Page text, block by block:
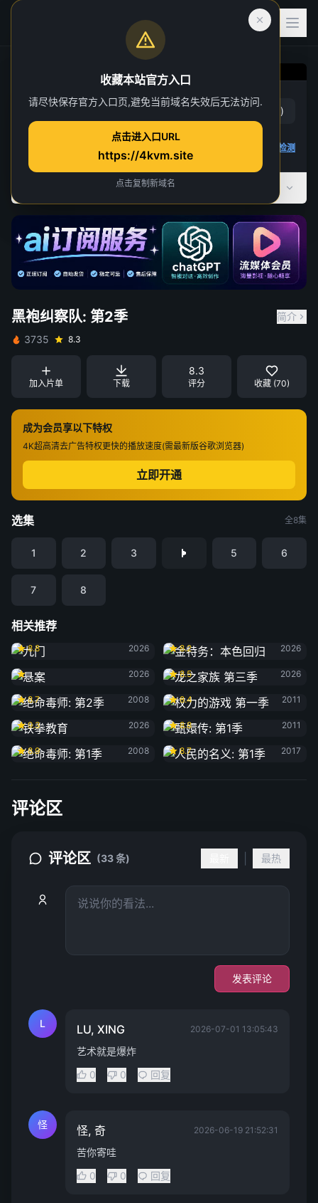
黑袍纠察队: 第2季
第 4 集
赞 ( 37 )
播放检测
黑袍纠察队: 第2季
简介
3735
8.3
加入片单 下载
8.3
评分 收藏 (70)
成为会员享以下特权
4K超高清去广告特权更快的播放速度(需最新版谷歌浏览器)
立即开通
选集 全8集
1 2 3 5 6
7 8
相关推荐
九门
8.8
2026
8.2
2026
悬案
2026
龙之家族 第三季
8.5
2026
绝命毒师: 第2季
8.7
2008
权力的游戏 第一季
8.4
2011
铁拳教育
9.3
2026
甄嬛传: 第1季
8.8
2011
绝命毒师: 第1季
8.9
2008
人民的名义: 第1季
8.7
2017
评论区
评论区 (33 条) 最热
发表评论
L LU, XING 2026-07-01 13:05:43
艺术就是爆炸
0
0 回复
怪 怪, 奇 2026-06-19 21:52:31
苦你寄哇
0
0 回复
收藏本站官方入口
请尽快保存官方入口页,避免当前域名失效后无法访问.
点击进入口URL
https://4kvm.site
点击复制新域名